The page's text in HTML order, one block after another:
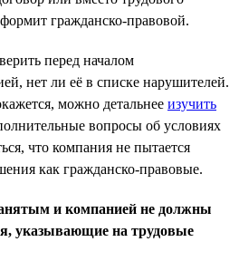
гражданско-правовой.
перед началом
нет ли её в списке нарушителей.
можно детальнее изучить
вопросы об условиях
что компания не пытается
как гражданско-правовые.
и компанией не должны
указывающие на трудовые